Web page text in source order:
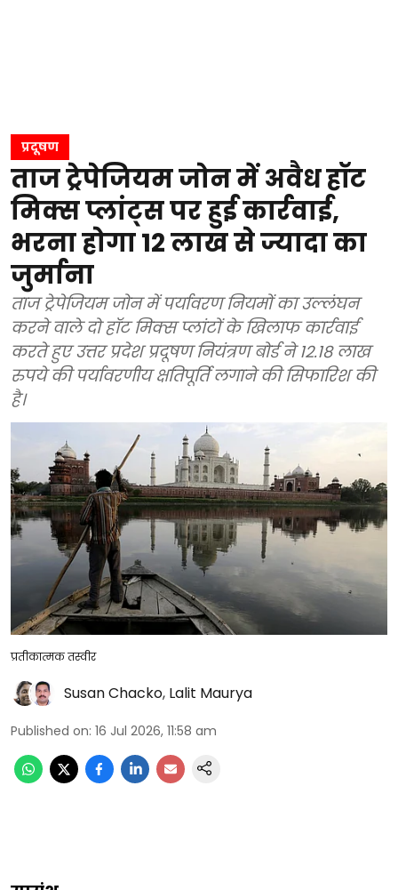
प्रदूषण
ताज ट्रेपेजियम जोन में अवैध हॉट
मिक्स प्लांट्स पर हुई कार्रवाई,
भरना होगा 12 लाख से ज्यादा का
जुर्माना
ताज ट्रेपेजियम जोन में पर्यावरण नियमों का उल्लंघन
करने वाले दो हॉट मिक्स प्लांटों के खिलाफ कार्रवाई
करते हुए उत्तर प्रदेश प्रदूषण नियंत्रण बोर्ड ने 12.18 लाख
रुपये की पर्यावरणीय क्षतिपूर्ति लगाने की सिफारिश की
है।
प्रतीकात्मक तस्वीर
Susan Chacko, Lalit Maurya
Published on: 16 Jul 2026, 11:58 am